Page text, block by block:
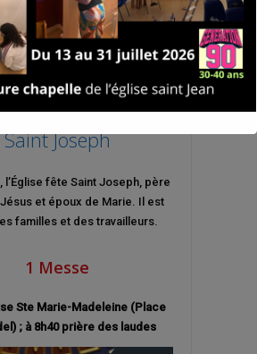
Saint Joseph
l’Église fête Saint Joseph, père
et époux de Marie. Il est
familles et des travailleurs.
1 Messe
Ste Marie-Madeleine (Place
; à 8h40 prière des laudes